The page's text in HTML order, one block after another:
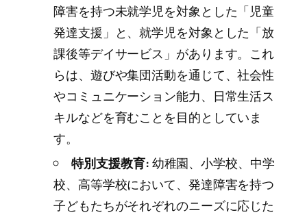
障害を持つ未就学児を対象とした「児童
発達支援」と、就学児を対象とした「放
課後等デイサービス」があります。これ
らは、遊びや集団活動を通じて、社会性
やコミュニケーション能力、日常生活ス
キルなどを育むことを目的としていま
す。
特別支援教育:幼稚園、小学校、中学
校、高等学校において、発達障害を持つ
子どもたちがそれぞれのニーズに応じた